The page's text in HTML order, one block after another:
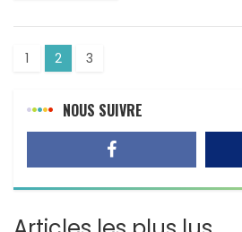
1 2 3
NOUS SUIVRE